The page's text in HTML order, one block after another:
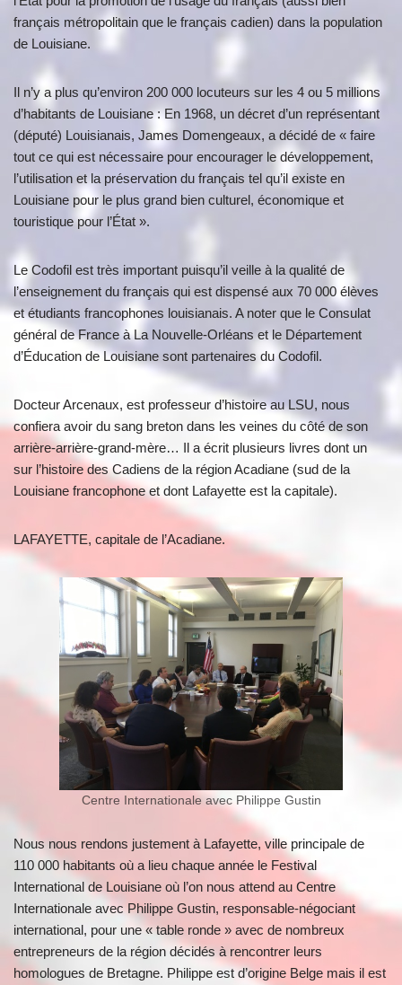
français métropolitain que le français cadien) dans la population
de Louisiane.
Il n’y a plus qu’environ 200 000 locuteurs sur les 4 ou 5 millions
d’habitants de Louisiane : En 1968, un décret d’un représentant
(député) Louisianais, James Domengeaux, a décidé de « faire
tout ce qui est nécessaire pour encourager le développement,
l’utilisation et la préservation du français tel qu’il existe en
Louisiane pour le plus grand bien culturel, économique et
touristique pour l’État ».
Le Codofil est très important puisqu’il veille à la qualité de
l’enseignement du français qui est dispensé aux 70 000 élèves
et étudiants francophones louisianais. A noter que le Consulat
général de France à La Nouvelle-Orléans et le Département
d’Éducation de Louisiane sont partenaires du Codofil.
Docteur Arcenaux, est professeur d’histoire au LSU, nous
confiera avoir du sang breton dans les veines du côté de son
arrière-arrière-grand-mère… Il a écrit plusieurs livres dont un
sur l’histoire des Cadiens de la région Acadiane (sud de la
Louisiane francophone et dont Lafayette est la capitale).
LAFAYETTE, capitale de l’Acadiane.
Centre Internationale avec Philippe Gustin
Nous nous rendons justement à Lafayette, ville principale de
110 000 habitants où a lieu chaque année le Festival
International de Louisiane où l’on nous attend au Centre
Internationale avec Philippe Gustin, responsable-négociant
international, pour une « table ronde » avec de nombreux
entrepreneurs de la région décidés à rencontrer leurs
homologues de Bretagne. Philippe est d’origine Belge mais il est